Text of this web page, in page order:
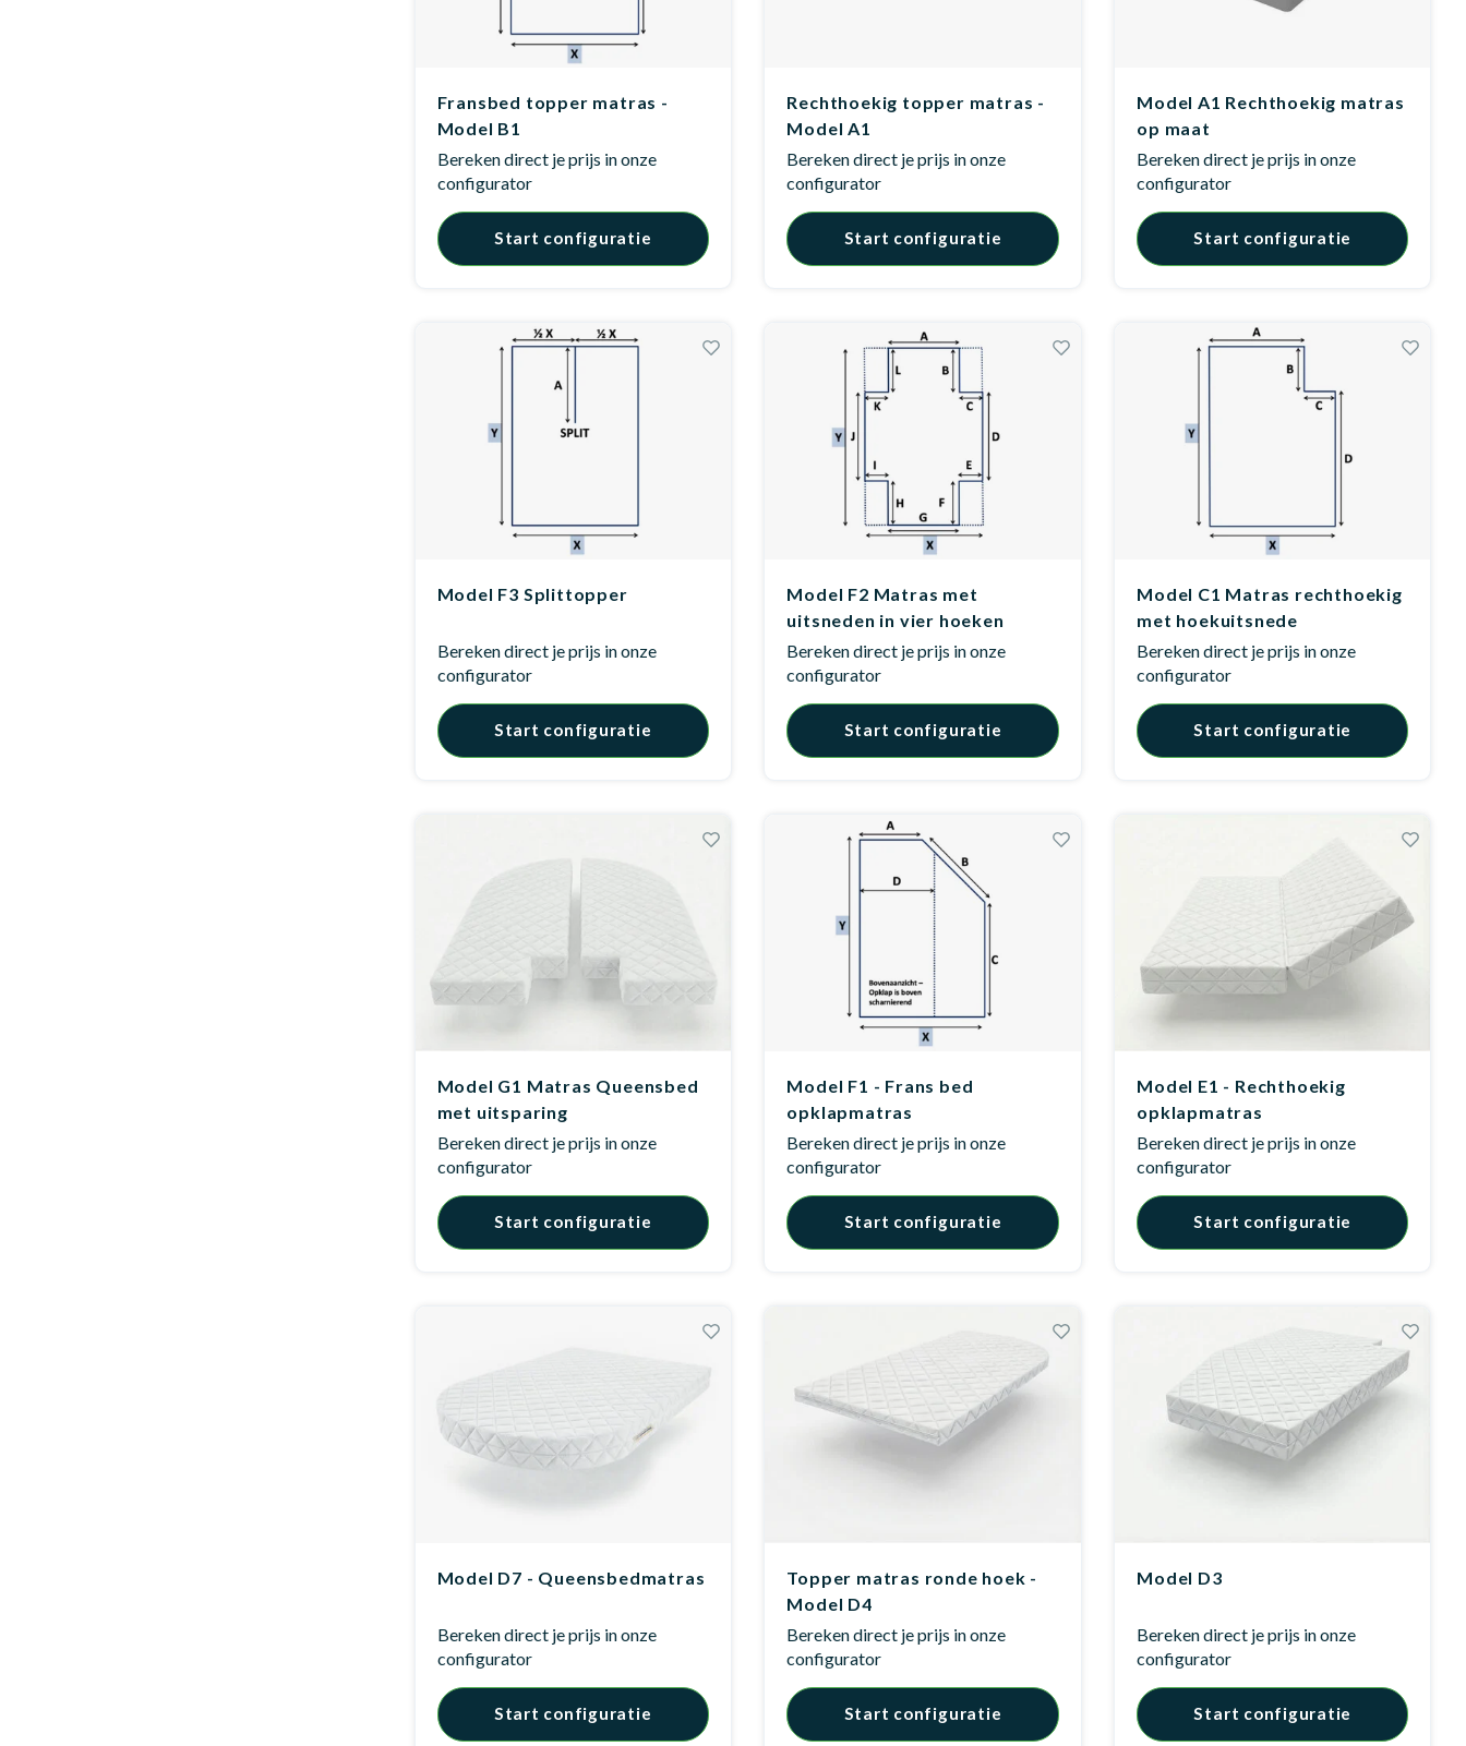
Fransbed topper matras -
Model B1
Bereken direct je prijs in onze
configurator
Start configuratie
Rechthoekig topper matras -
Model A1
Bereken direct je prijs in onze
configurator
Start configuratie
Model A1 Rechthoekig matras
op maat
Bereken direct je prijs in onze
configurator
Start configuratie
Model F3 Splittopper
Bereken direct je prijs in onze
configurator
Start configuratie
Model F2 Matras met
uitsneden in vier hoeken
Bereken direct je prijs in onze
configurator
Start configuratie
Model C1 Matras rechthoekig
met hoekuitsnede
Bereken direct je prijs in onze
configurator
Start configuratie
Model G1 Matras Queensbed
met uitsparing
Bereken direct je prijs in onze
configurator
Start configuratie
Model F1 - Frans bed
opklapmatras
Bereken direct je prijs in onze
configurator
Start configuratie
Model E1 - Rechthoekig
opklapmatras
Bereken direct je prijs in onze
configurator
Start configuratie
Model D7 - Queensbedmatras
Bereken direct je prijs in onze
configurator
Start configuratie
Topper matras ronde hoek -
Model D4
Bereken direct je prijs in onze
configurator
Start configuratie
Model D3
Bereken direct je prijs in onze
configurator
Start configuratie